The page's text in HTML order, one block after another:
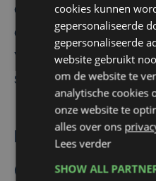
eerste het idee
doden en hij had
vermogens om
stelde meester Luc
Met dweil op
Glenn verklaarde
cookies kunnen
gepersonaliseerde
gepersonaliseerde
website gebruikt
om de website te
analytische cookies
onze website te
alles over ons
Lees verder
SHOW ALL